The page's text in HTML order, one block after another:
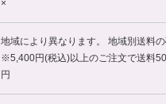
×
地域により異なります。 地域別送料
※5,400円(税込)以上のご注文で送料
円